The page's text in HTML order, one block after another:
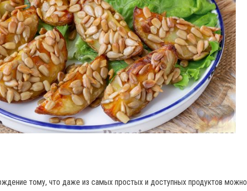
тому, что даже из самых простых и доступных продуктов можно